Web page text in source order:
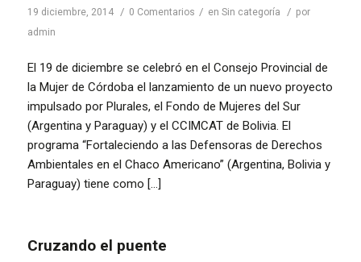
19 diciembre, 2014 / 0 Comentarios / en Sin categoría / por
admin
El 19 de diciembre se celebró en el Consejo Provincial de
la Mujer de Córdoba el lanzamiento de un nuevo proyecto
impulsado por Plurales, el Fondo de Mujeres del Sur
(Argentina y Paraguay) y el CCIMCAT de Bolivia. El
programa “Fortaleciendo a las Defensoras de Derechos
Ambientales en el Chaco Americano” (Argentina, Bolivia y
Paraguay) tiene como […]
Cruzando el puente